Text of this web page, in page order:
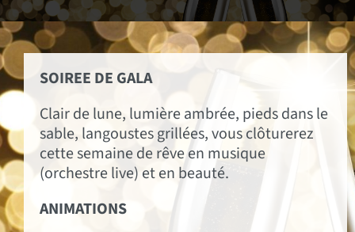
SOIREE DE GALA
Clair de lune, lumière ambrée, pieds dans le
sable, langoustes grillées, vous clôturerez
cette semaine de rêve en musique
(orchestre live) et en beauté.
ANIMATIONS